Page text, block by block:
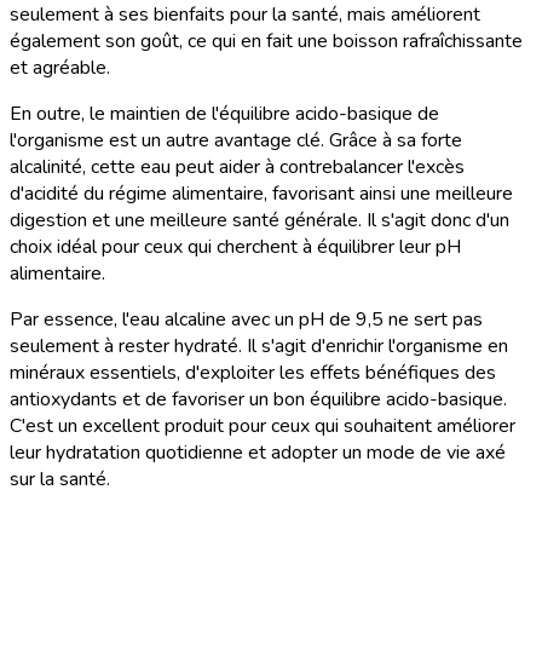
seulement à ses bienfaits pour la santé, mais améliorent
également son goût, ce qui en fait une boisson rafraîchissante
et agréable.
En outre, le maintien de l'équilibre acido-basique de
l'organisme est un autre avantage clé. Grâce à sa forte
alcalinité, cette eau peut aider à contrebalancer l'excès
d'acidité du régime alimentaire, favorisant ainsi une meilleure
digestion et une meilleure santé générale. Il s'agit donc d'un
choix idéal pour ceux qui cherchent à équilibrer leur pH
alimentaire.
Par essence, l'eau alcaline avec un pH de 9,5 ne sert pas
seulement à rester hydraté. Il s'agit d'enrichir l'organisme en
minéraux essentiels, d'exploiter les effets bénéfiques des
antioxydants et de favoriser un bon équilibre acido-basique.
C'est un excellent produit pour ceux qui souhaitent améliorer
leur hydratation quotidienne et adopter un mode de vie axé
sur la santé.